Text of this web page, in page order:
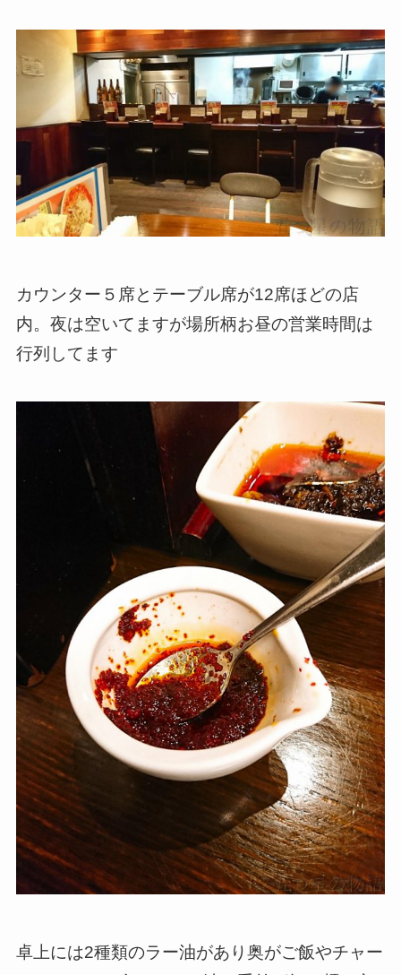
カウンター５席とテーブル席が12席ほどの店
内。夜は空いてますが場所柄お昼の営業時間は
行列してます
卓上には2種類のラー油があり奥がご飯やチャー